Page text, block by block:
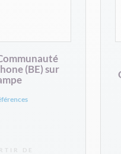
(BE) sur
DE